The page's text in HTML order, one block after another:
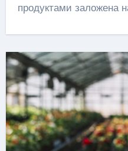
продуктами заложена